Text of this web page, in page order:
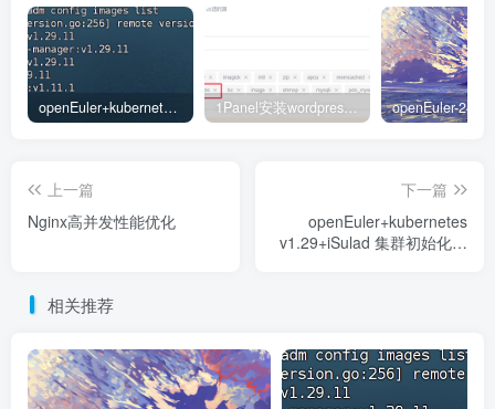
用/dev/sdb1和/dev/sdc1。
第二步：创建raid0
/dev/md0 ： 指创建的磁盘阵列的名称，如果有多个
level=0 ：指raid0，还有1、5、10等等，对应raid1、
raid-devices=2 ：指阵列的磁盘数量，2块盘就是2
openEuler+kubernetes v1.29+iSulad 集群初始化部署 1Panel安装wordpress后使用redis正确配置
上一篇
Nginx高并发性能优化
下一篇
openEuler+kubernetes
v1.29+iSulad 集群初始化部
相关推荐